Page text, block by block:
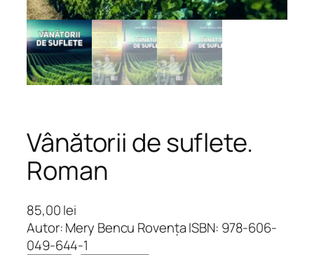
Vânătorii de suflete.
Roman
85,00lei
Autor: Mery Bencu Rovența ISBN: 978-606-
049-644-1